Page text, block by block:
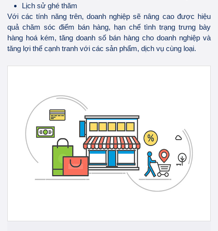
Lịch sử ghé thăm
Với các tính năng trên, doanh nghiệp sẽ nâng cao được hiệu
quả chăm sóc điểm bán hàng, hạn chế tình trạng trưng bày
hàng hoá kém, tăng doanh số bán hàng cho doanh nghiệp và
tăng lợi thế cạnh tranh với các sản phẩm, dịch vụ cùng loại.